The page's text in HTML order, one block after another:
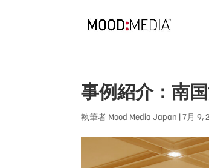
事例紹介：南
執筆者 Mood Media Japan |7月 9,